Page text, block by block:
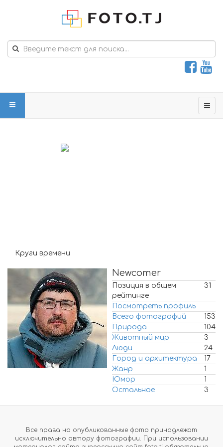
Круги времени
Newcomer
Позиция в общем
рейтинге
31
Посмотреть профиль
Всего фотографий
153
Природа
104
Животный мир
3
Люди
24
Город и архитектура
17
Жанр
1
Юмор
1
Остальное
3
Все права на опубликованные фото принадлежат
исключительно автору фотографии. При использовании